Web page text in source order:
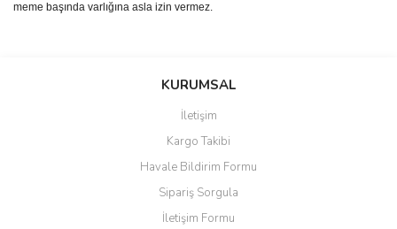
meme başında varlığına asla izin vermez.
Bu ürüne ilk yorumu siz yapın!
Ürün resmi kalitesiz, bozuk veya görüntülenemiyor.
Ürün açıklamasında eksik bilgiler bulunuyor.
Ürün bilgilerinde hatalar bulunuyor.
Ürün fiyatı diğer sitelerden daha pahalı.
KURUMSAL
İletişim
Kargo Takibi
Havale Bildirim Formu
Sipariş Sorgula
İletişim Formu